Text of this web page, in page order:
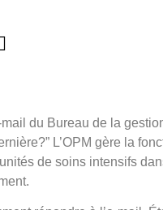
du Bureau de la
L’OPM gère la
de soins intensifs